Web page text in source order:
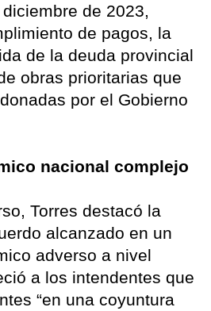
de 2023,
de pagos, la
de la deuda provincial
obras prioritarias que
por el Gobierno
nacional complejo
Torres destacó la
alcanzado en un
adverso a nivel
a los intendentes que
“en una coyuntura